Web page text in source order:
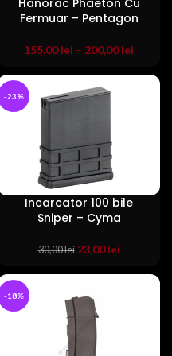
Hanorac Phaeton Cu
Fermuar – Pentagon
155,00lei – 200,00lei
-23%
Incarcator 100 bile
Sniper – Cyma
30,00lei Prețul
a
fost:
30,00 lei.
23,00leiPrețul
este:
-18%